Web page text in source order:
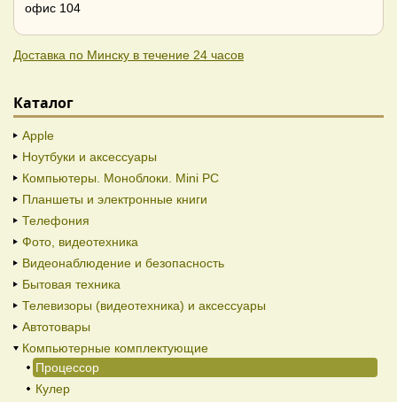
офис 104
Доставка по Минску в течение 24 часов
Каталог
Apple
Ноутбуки и аксессуары
Компьютеры. Моноблоки. Mini PC
Планшеты и электронные книги
Телефония
Фото, видеотехника
Видеонаблюдение и безопасность
Бытовая техника
Телевизоры (видеотехника) и аксессуары
Автотовары
Компьютерные комплектующие
Процессор
Кулер